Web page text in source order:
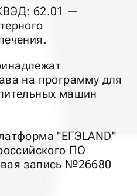
62.01 —
на программу для
машин
"ЕГЭLAND"
ПО
запись №26680